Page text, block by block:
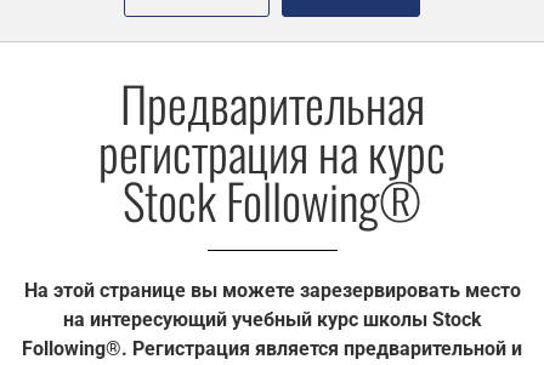
Предварительная
регистрация на курс
Stock Following®
На этой странице вы можете зарезервировать место
на интересующий учебный курс школы Stock
Following®. Регистрация является предварительной и